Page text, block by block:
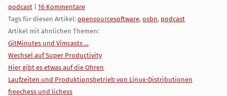
Kategorien:
podcast
16 Kommentare
Tags für diesen Artikel: opensourcesoftware, osbn, podcast
Artikel mit ähnlichen Themen:
GitMinutes und Vimcasts ...
Wechsel auf Super Productivity
Hier gibt es etwas auf die Ohren
Laufzeiten und Produktionsbetrieb von Linux-Distributionen
freechess und lichess